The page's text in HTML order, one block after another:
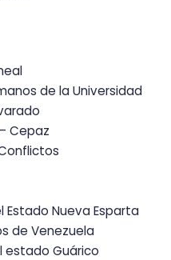
de la Universidad
Cepaz
Estado Nueva Esparta
de Venezuela
estado Guárico